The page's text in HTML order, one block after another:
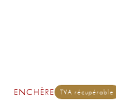
ENCHÈRE TVA récupérable